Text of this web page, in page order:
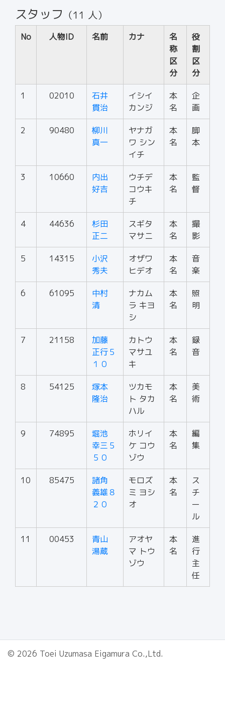
スタッフ （11 人）
No 人物ID 名前 カナ
名
称
区
分
役
割
区
分
1 02010
石井
貫治
イシイ
カンジ
本
名
企
画
2 90480
柳川
真一
ヤナガ
ワ シン
イチ
本
名
脚
本
3 10660
内出
好吉
ウチデ
コウキ
チ
本
名
監
督
4 44636
杉田
正二
スギタ
マサニ
本
名
撮
影
5 14315
小沢
秀夫
オザワ
ヒデオ
本
名
音
楽
6 61095
中村
清
ナカム
ラ キヨ
シ
本
名
照
明
7 21158
加藤
正行５
１０
カトウ
マサユ
キ
本
名
録
音
8 54125
塚本
隆治
ツカモ
ト タカ
ハル
本
名
美
術
9 74895
堀池
幸三５
５０
ホリイ
ケ コウ
ゾウ
本
名
編
集
10 85475
諸角
義雄８
２０
モロズ
ミ ヨシ
オ
本
名
ス
チ
ー
ル
11 00453
青山
湯蔵
アオヤ
マ トウ
ゾウ
本
名
進
行
主
任
© 2026 Toei Uzumasa Eigamura Co.,Ltd.